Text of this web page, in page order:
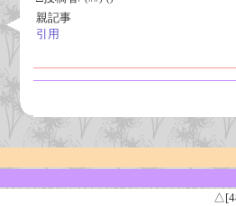
親記事
引用